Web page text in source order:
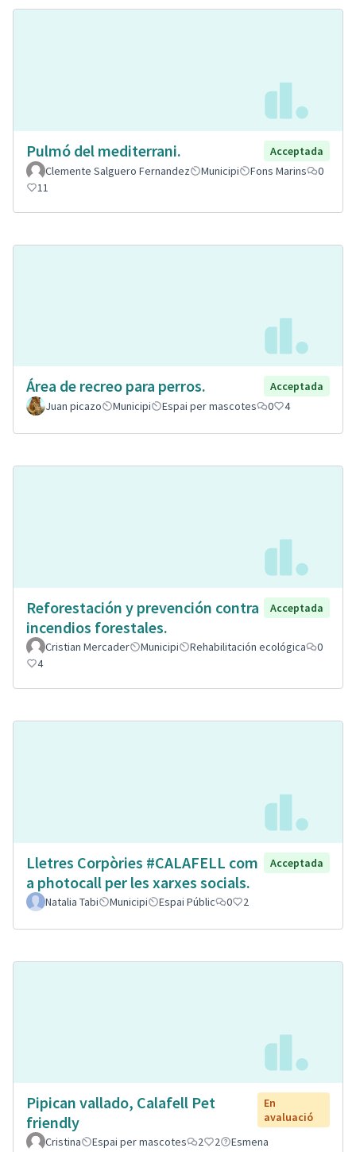
Pulmó del mediterrani.
Acceptada
Clemente Salguero Fernandez
Municipi Fons Marins
0
11
Área de recreo para perros.
Acceptada
Juan picazo
Municipi Espai per mascotes 0 4
Reforestación y prevención contra
incendios forestales.
Acceptada
Cristian Mercader Municipi Rehabilitación ecológica
0
4
Lletres Corpòries #CALAFELL com
a photocall per les xarxes socials.
Acceptada
Natalia Tabi Municipi Espai Públic 0 2
Pipican vallado, Calafell Pet
friendly
En
avaluació
Cristina
Espai per mascotes 2 2 Esmena